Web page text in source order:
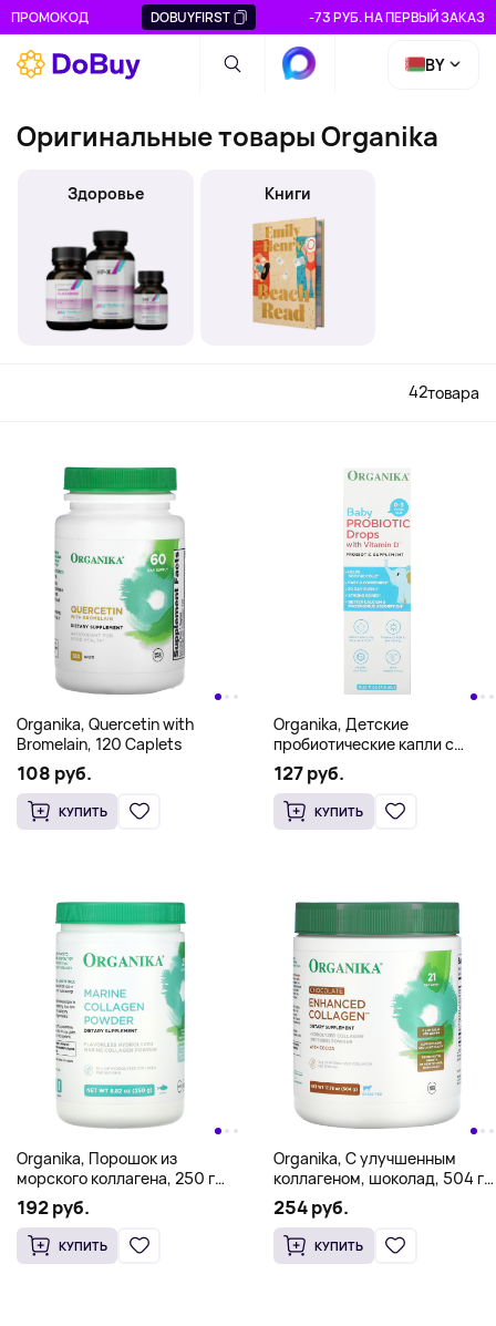
ПРОМОКОД DOBUYFIRST -73 РУБ. НА ПЕРВЫЙ ЗАКАЗ
BY
Оригинальные товары Organika
Здоровье Книги
42товара
Organika, Quercetin with
Bromelain, 120 Caplets
108 руб.
КУПИТЬ
Organika, Детские
пробиотические капли с
витамином D, для детей 0–3
лет, 7,5 мл (0,25 жидк. унц.)
127 руб.
КУПИТЬ
Organika, Порошок из
морского коллагена, 250 г
(8,82 унции)
192 руб.
КУПИТЬ
Organika, С улучшенным
коллагеном, шоколад, 504 г
(17,78 унции)
254 руб.
КУПИТЬ